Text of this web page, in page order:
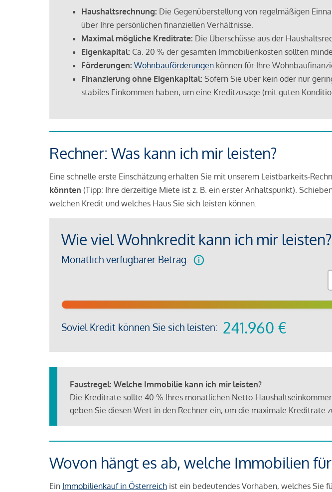
Haushaltsrechnung: Die Gegenüberstellung von regelmäßigen
über Ihre persönlichen finanziellen Verhältnisse.
Maximal mögliche Kreditrate: Die Überschüsse aus der
Eigenkapital: Ca. 20 % der gesamten Immobilienkosten sollten
Förderungen: Wohnbauförderungen können für Ihre
Finanzierung ohne Eigenkapital: Sofern Sie über kein oder nur
stabiles Einkommen haben, um eine Kreditzusage (mit guten
Rechner: Was kann ich mir leisten?
Eine schnelle erste Einschätzung erhalten Sie mit unserem Leistbarkeits-
könnten (Tipp: Ihre derzeitige Miete ist z. B. ein erster Anhaltspunkt).
welchen Kredit und welches Haus Sie sich leisten können.
Wie viel Wohnkredit kann ich mir leisten?
Monatlich verfügbarer Betrag:
Soviel Kredit können Sie sich leisten: 241.960 €
Faustregel: Welche Immobilie kann ich mir leisten?
Die Kreditrate sollte 40 % Ihres monatlichen Netto-
geben Sie diesen Wert in den Rechner ein, um die maximale Kreditrate
Wovon hängt es ab, welche Immobilien
Ein Immobilienkauf in Österreich ist ein bedeutendes Vorhaben, welches Sie